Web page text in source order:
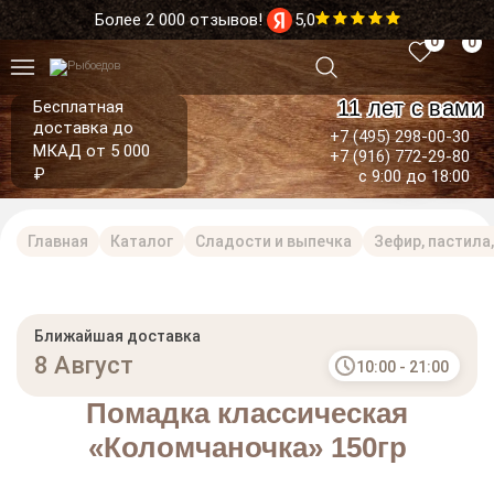
Более 2 000 отзывов! 5,0
Бесплатная
доставка до
МКАД от 5 000
₽
11 лет с вами
+7 (495) 298-00-30
+7 (916) 772-29-80
с 9:00 до 18:00
0 0
Главная Каталог Сладости и выпечка Зефир,
Помадка классическая
«Коломчаночка» 150гр
Ближайшая доставка
8 Август 10:00 - 21:00